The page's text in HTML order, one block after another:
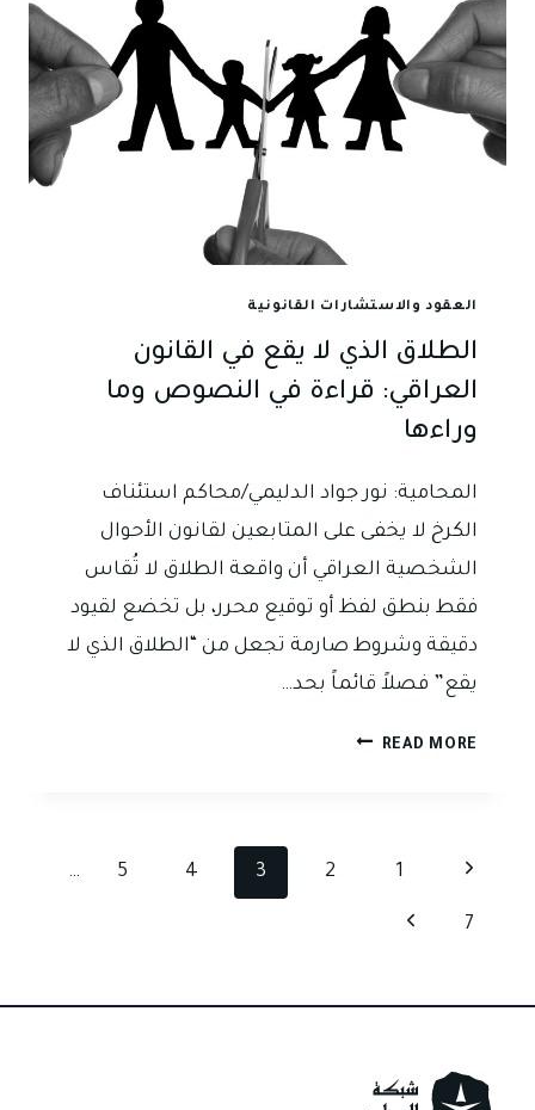
عندما
تُغلق
أبواب
المودة
العقود والاستشارات القانونية
الطلاق الذي لا يقع في القانون
العراقي: قراءة في النصوص وما
وراءها
المحامية: نور جواد الدليمي/محاكم استئناف
الكرخ لا يخفى على المتابعين لقانون الأحوال
الشخصية العراقي أن واقعة الطلاق لا تُقاس
فقط بنطق لفظ أو توقيع محرر، بل تخضع لقيود
دقيقة وشروط صارمة تجعل من “الطلاق الذي لا
يقع” فصلاً قائماً بحد…
READ MORE الطلاق
النصوص
Page
navigation
Previous
Page
1
2
3
4
5
…
7
Next